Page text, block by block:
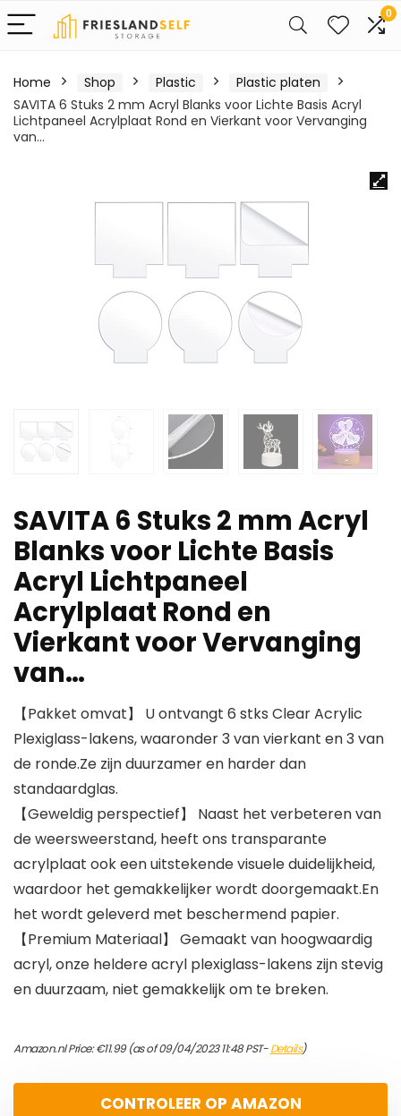
0
Home Shop Plastic
Plastic platen
SAVITA 6 Stuks 2 mm Acryl Blanks voor Lichte Basis Acryl
Lichtpaneel Acrylplaat Rond en Vierkant voor Vervanging
van…
SAVITA 6 Stuks 2 mm Acryl
Blanks voor Lichte Basis
Acryl Lichtpaneel
Acrylplaat Rond en
Vierkant voor Vervanging
van…
【Pakket omvat】 U ontvangt 6 stks Clear Acrylic
Plexiglass-lakens, waaronder 3 van vierkant en 3 van
de ronde.Ze zijn duurzamer en harder dan
standaardglas.
【Geweldig perspectief】 Naast het verbeteren van
de weersweerstand, heeft ons transparante
acrylplaat ook een uitstekende visuele duidelijkheid,
waardoor het gemakkelijker wordt doorgemaakt.En
het wordt geleverd met beschermend papier.
【Premium Materiaal】 Gemaakt van hoogwaardig
acryl, onze heldere acryl plexiglass-lakens zijn stevig
en duurzaam, niet gemakkelijk om te breken.
Amazon.nl Price:€11.99(as of 09/04/2023 11:48 PST-Details)
CONTROLEER OP AMAZON